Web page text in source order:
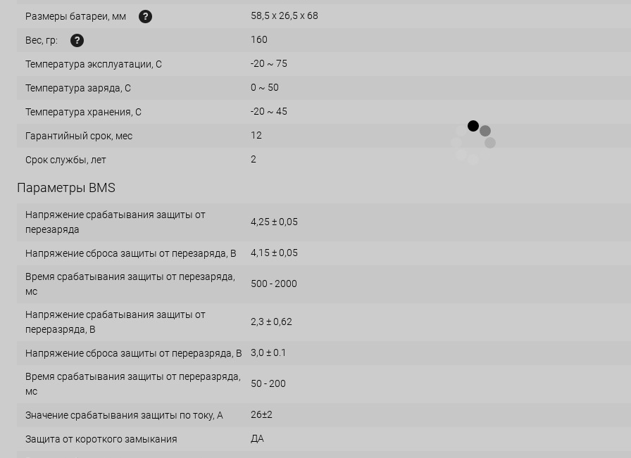
Размеры батареи, мм 58,5 x 26,5 x 68
Вес, гр: 160
Температура эксплуатации, С -20 ~ 75
Температура заряда, С 0 ~ 50
Температура хранения, С -20 ~ 45
Гарантийный срок, мес 12
Срок службы, лет 2
Параметры BMS
Напряжение срабатывания защиты от
перезаряда
4,25 ± 0,05
Напряжение сброса защиты от перезаряда, В 4,15 ± 0,05
Время срабатывания защиты от перезаряда,
мс
500 - 2000
Напряжение срабатывания защиты от
переразряда, В
2,3 ± 0,62
Напряжение сброса защиты от переразряда, В 3,0 ± 0.1
Время срабатывания защиты от переразряда,
мс
50 - 200
Значение срабатывания защиты по току, А 26±2
Защита от короткого замыкания ДА